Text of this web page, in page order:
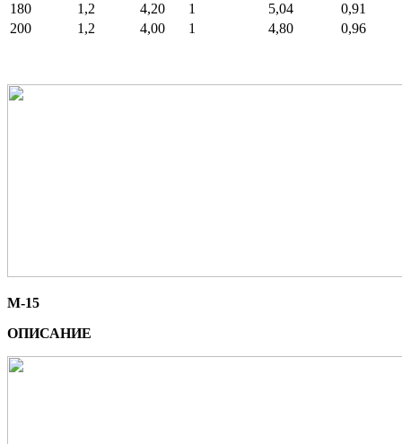
180
1,2 4,20 1 5,04
0,91
200
1,2 4,00 1 4,80 0,96
М-15
ОПИСАНИЕ